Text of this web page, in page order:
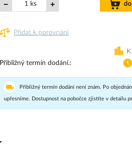
ks
Přidat k porovnání
Přibližný termín dodání.
Přibližný termín dodání není znám. Po
upřesníme. Dostupnost na pobočce zjistíte v detailu